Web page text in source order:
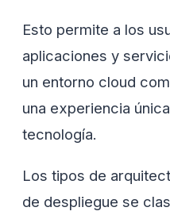
Esto permite a los
aplicaciones y
un entorno cloud
una experiencia
tecnología.
Los tipos de
de despliegue se